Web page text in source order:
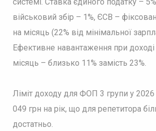
військовий збір – 1%, ЄСВ –
на місяць (22% від мінімальної
Ефективне навантаження при
місяць – близько 11% замість 23%.
Ліміт доходу для ФОП 3 групи у 2026
049 грн на рік, що для репетитора
достатньо.